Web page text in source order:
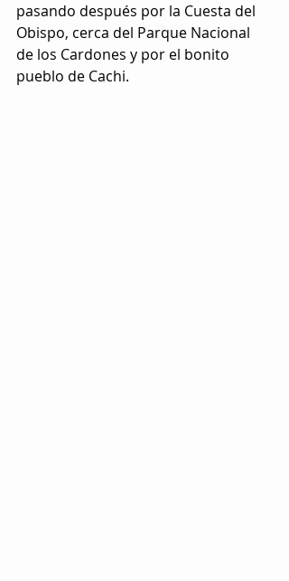
pasando después por la Cuesta del
Obispo, cerca del Parque Nacional
de los Cardones y por el bonito
pueblo de Cachi.